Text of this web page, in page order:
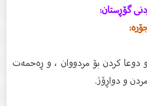
گۆڕستان:
دوعا کردن بۆ مردووان ، و ڕەحمەت
و دواڕۆژ.